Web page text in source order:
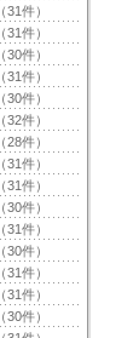
（31件）
（31件）
（30件）
（31件）
（30件）
（32件）
（28件）
（31件）
（31件）
（30件）
（31件）
（30件）
（31件）
（31件）
（30件）